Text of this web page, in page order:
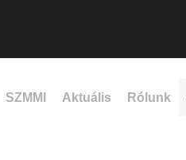
SZMMI Aktuális Rólunk